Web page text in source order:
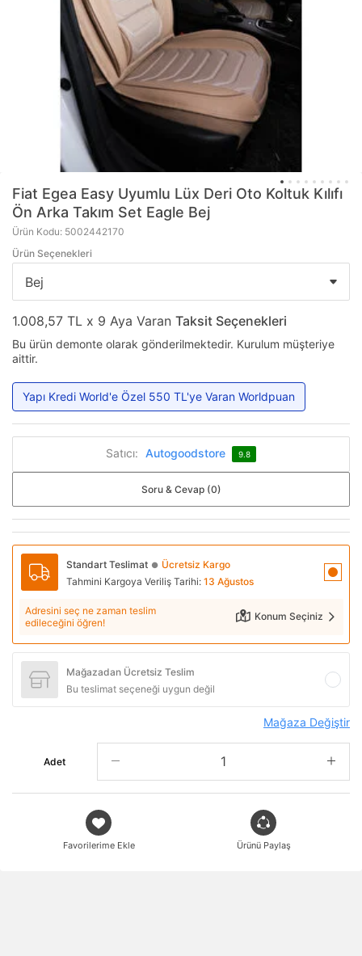
Fiat Egea Easy Uyumlu Lüx Deri Oto Koltuk Kılıfı
Ön Arka Takım Set Eagle Bej
Ürün Kodu: 5002442170
Ürün Seçenekleri
1.008,57 TL x 9 Aya Varan Taksit Seçenekleri
Bu ürün demonte olarak gönderilmektedir. Kurulum müşteriye
aittir.
Yapı Kredi World'e Özel 550 TL'ye Varan Worldpuan
Satıcı: Autogoodstore 9.8
Soru & Cevap (0)
Standart Teslimat ● Ücretsiz Kargo
Tahmini Kargoya Veriliş Tarihi: 13 Ağustos
Adresini seç ne zaman teslim
edileceğini öğren!
Konum Seçiniz
Mağazadan Ücretsiz Teslim
Bu teslimat seçeneği uygun değil
Mağaza Değiştir
Adet
Favorilerime Ekle Ürünü Paylaş